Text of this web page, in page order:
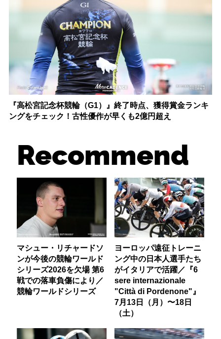
『高松宮記念杯競輪（G1）』終了時点、獲得賞金ランキ
ングをチェック！古性優作が早くも2億円超え
Recommend
マシュー・リチャードソ
ンが今後の競輪ワールド
シリーズ2026を欠場 第6
戦での落車負傷により／
競輪ワールドシリーズ
ヨーロッパ遠征トレーニ
ング中の日本人選手たち
がイタリアで活躍／『6
sere internazionale
"Città di Pordenone"』
7月13日（月）〜18日
（土）